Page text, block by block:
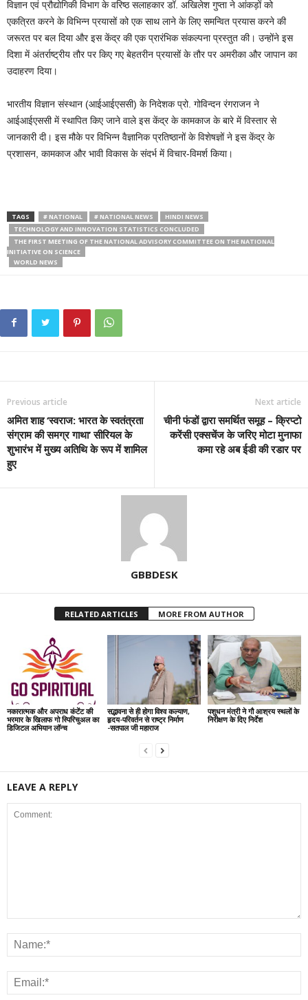
विज्ञान एवं प्रौद्योगिकी विभाग के वरिष्ठ सलाहकार डॉ. अखिलेश गुप्ता ने आंकड़ों को
एकत्रित करने के विभिन्न प्रयासों को एक साथ लाने के लिए समन्वित प्रयास करने की
जरूरत पर बल दिया और इस केंद्र की एक प्रारंभिक संकल्पना प्रस्तुत की। उन्होंने इस
दिशा में अंतर्राष्ट्रीय तौर पर किए गए बेहतरीन प्रयासों के तौर पर अमरीका और जापान का
उदाहरण दिया।
भारतीय विज्ञान संस्थान (आईआईएससी) के निदेशक प्रो. गोविन्दन रंगराजन ने
आईआईएससी में स्थापित किए जाने वाले इस केंद्र के कामकाज के बारे में विस्तार से
जानकारी दी। इस मौके पर विभिन्न वैज्ञानिक प्रतिष्ठानों के विशेषज्ञों ने इस केंद्र के
प्रशासन, कामकाज और भावी विकास के संदर्भ में विचार-विमर्श किया।
TAGS # NATIONAL # NATIONAL NEWS
HINDI NEWS
TECHNOLOGY AND INNOVATION STATISTICS CONCLUDED
THE FIRST MEETING OF THE NATIONAL ADVISORY COMMITTEE ON THE NATIONAL
INITIATIVE ON SCIENCE
WORLD NEWS
Previous article
अमित शाह ‘स्वराज: भारत के स्वतंत्रता
संग्राम की समग्र गाथा’ सीरियल के
शुभारंभ में मुख्य अतिथि के रूप में शामिल
हुए
Next article
चीनी फंडों द्वारा समर्थित समूह – क्रिप्टो
करेंसी एक्सचेंज के जरिए मोटा मुनाफा
कमा रहे अब ईडी की रडार पर
GBBDESK
RELATED ARTICLES MORE FROM AUTHOR
नकारात्मक और अपराध कंटेंट की
भरमार के खिलाफ गो स्पिरिचुअल का
डिजिटल अभियान लॉन्च
सद्भावना से ही होगा विश्व कल्याण,
हृदय-परिवर्तन से राष्ट्र निर्माण
-सतपाल जी महाराज
पशुधन मंत्री ने गौ आश्रय स्थलों के
निरीक्षण के दिए निर्देश
LEAVE A REPLY